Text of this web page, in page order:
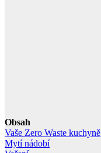
Obsah
Vaše Zero Waste kuchyně
Mytí nádobí